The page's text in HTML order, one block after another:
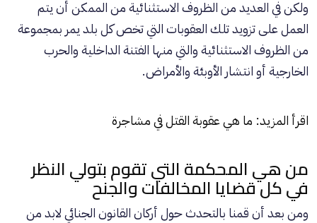
ولكن في العديد من الظروف الاستثنائية من الممكن أن يتم
العمل على تزويد تلك العقوبات التي تخص كل بلد يمر بمجموعة
من الظروف الاستثنائية والتي منها الفتنة الداخلية والحرب
الخارجية أو انتشار الأوبئة والأمراض.
اقرأ المزيد: ما هي عقوبة القتل في مشاجرة
من هي المحكمة التي تقوم بتولي النظر
في كل قضايا المخالفات والجنح
ومن بعد أن قمنا بالتحدث حول أركان القانون الجنائي لابد من